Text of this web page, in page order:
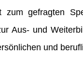
zum gefragten
Aus- und
und